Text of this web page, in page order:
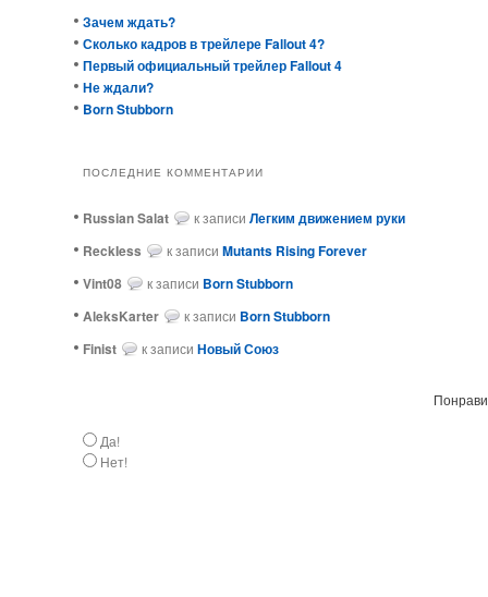
Зачем ждать?
Сколько кадров в трейлере Fallout 4?
Первый официальный трейлер Fallout 4
Не ждали?
Born Stubborn
ПОСЛЕДНИЕ КОММЕНТАРИИ
Russian Salat к записи Легким движением руки
ReckIess
к записи Mutants Rising Forever
Vint08
к записи Born Stubborn
AleksKarter
к записи Born Stubborn
Finist
к записи Новый Союз
Да!
Нет!